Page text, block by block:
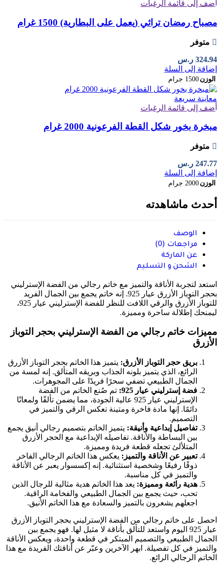
أضف إلى قائمة الرغبات
مصباح رمضان تراثي (يعمل على البطارية) 1500 غرام
متوفر
324.94 ر.س
إضافة إلى السلة
الوزن1500 جرام
معاينة سريعة
أضف إلى قائمة الرغبات
مبخرة بخور شكل القطة الفرعونية 2000 غرام
متوفر
247.77 ر.س
إضافة إلى السلة
الوزن2000 جرام
أحدث ماشاهدته
الوصف
مراجعات (0)
عن الماركة
الشحن و التسليم
استعد لتجربة الأناقة والتميز مع خاتم رجالي من الفضة الإسترليني
بحجر التوباز الأزرق عيار 925. إنه خاتم يجمع بين الجمال الفريد
للتوباز الأزرق والرقي اللافت للنظر للفضة الإسترليني عيار 925،
ليمنحك إطلالة ساحرة ومميزة.
مميزات خاتم رجالي من الفضة الإسترليني بحجر التوباز
الأزرق
بريق حجر التوباز الأزرق: يتميز هذا الخاتم بحجر التوباز الأزرق
الرائع، الذي يتميز بلونه الجذاب وبريقه المتألق. إنه لمسة من
الجمال الطبيعي تضفي سحرًا فريدًا على المجوهرات.
فضة إسترليني عيار 925:
تم صُنع الخاتم من الفضة
الإسترليني عيار 925 عالية الجودة، مما يضمن تألقًا ولمعانًا
دائمًا. إنها مادة فاخرة ومتينة تعكس الرقي والتميز في
التصميم.
تفاصيل إبداعية وأنيقة: يتميز الخاتم بتصميم رجالي أنيق يجمع
بين البساطة والأناقة. تفاصيله الإبداعية مع الحجر الأزرق
المتلألئ تجعله قطعة فريدة ومميزة.
تعبير عن الأناقة والتميز: يعكس هذا الخاتم الرجالي الفاخر
ذوقًا رفيعًا وشخصية استثنائية. إنه إكسسوار يعبر عن الأناقة
والتميز في كل مناسبة.
هدية رائعة ومميزة: يعد هذا الخاتم هدية مثالية للرجال الذين
تحب، حيث يجمع بين الجمال الطبيعي والفخامة الراقية.
اجعلهم يشعرون بالتميز والسعادة مع هذا الخاتم الأنيق.
احصل على خاتم رجالي من الفضة الإسترليني بحجر التوباز الأزرق
عيار 925 اليوم واستعد للتألق بأناقة لا مثيل لها. فهو يجمع بين
الجمال الطبيعي والتصميم المبتكر في قطعة واحدة، ويعكس الأناقة
والتميز في كل تفصيلة. ابهر الآخرين وعبّر عن أناقتك الفريدة مع هذا
الخاتم الرجالي الرائع.